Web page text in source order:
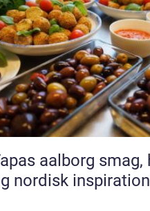
aalborg smag, hygge
nordisk inspiration